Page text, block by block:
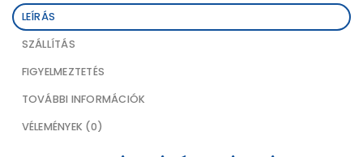
LEÍRÁS
SZÁLLÍTÁS
FIGYELMEZTETÉS
TOVÁBBI INFORMÁCIÓK
VÉLEMÉNYEK (0)